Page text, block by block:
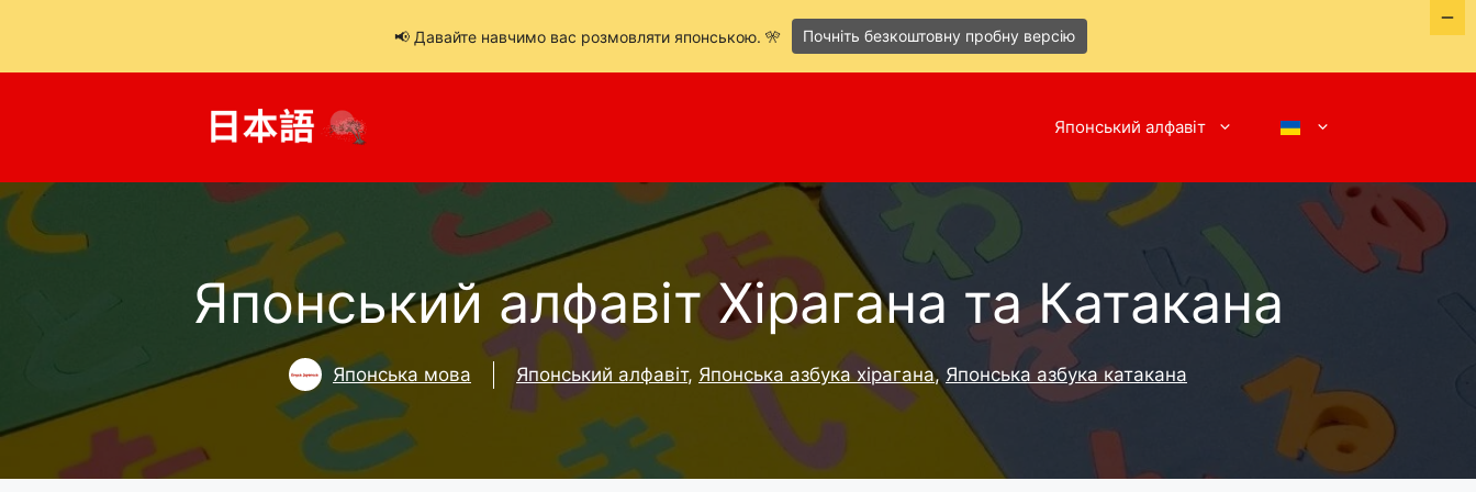
Японський алфавіт
Японський алфавіт Хірагана та Катакана
Японська мова Японський алфавіт, Японська азбука хірагана, Японська азбука катакана
📢 Давайте навчимо вас розмовляти японською. 🎌 Почніть безкоштовну пробну версію